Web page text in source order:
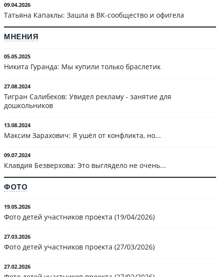
09.04.2026
Татьяна Капаклы: Зашла в ВК-сообщество и офигела
МНЕНИЯ
05.05.2025
Никита Гуранда: Мы купили только браслетик
27.08.2024
Тигран Салибеков: Увидел рекламу - занятие для
дошкольников
13.08.2024
Максим Зарахович: Я ушёл от конфликта, но...
09.07.2024
Клавдия Безверхова: Это выглядело не очень...
ФОТО
19.05.2026
Фото детей участников проекта (19/04/2026)
27.03.2026
Фото детей участников проекта (27/03/2026)
27.02.2026